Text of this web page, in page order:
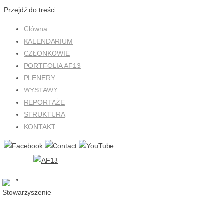
Przejdź do treści
Główna
KALENDARIUM
CZŁONKOWIE
PORTFOLIA AF13
PLENERY
WYSTAWY
REPORTAŻE
STRUKTURA
KONTAKT